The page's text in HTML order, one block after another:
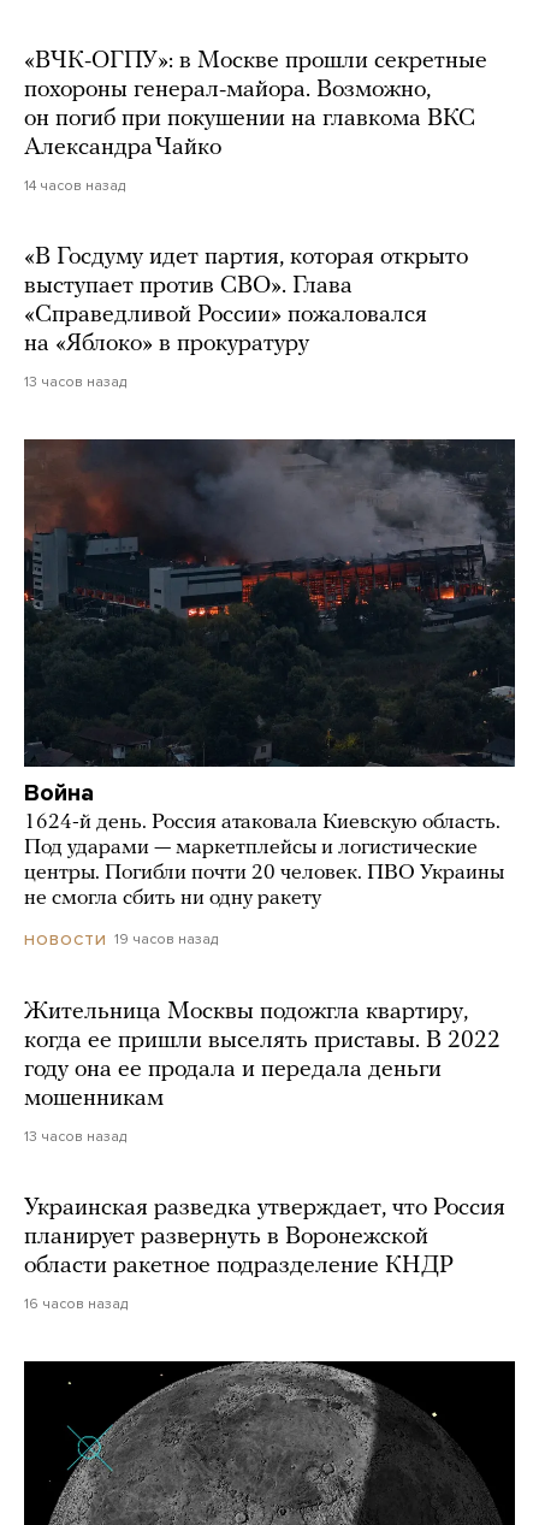
«ВЧК-ОГПУ»: в Москве прошли секретные
похороны генерал-майора. Возможно,
он погиб при покушении на главкома ВКС
Александра Чайко
14 часов назад
«В Госдуму идет партия, которая открыто
выступает против СВО». Глава
«Справедливой России» пожаловался
на «Яблоко» в прокуратуру
13 часов назад
Война
1624-й день. Россия атаковала Киевскую область.
Под ударами — маркетплейсы и логистические
центры. Погибли почти 20 человек. ПВО Украины
не смогла сбить ни одну ракету
НОВОСТИ 19 часов назад
Жительница Москвы подожгла квартиру,
когда ее пришли выселять приставы. В 2022
году она ее продала и передала деньги
мошенникам
13 часов назад
Украинская разведка утверждает, что Россия
планирует развернуть в Воронежской
области ракетное подразделение КНДР
16 часов назад